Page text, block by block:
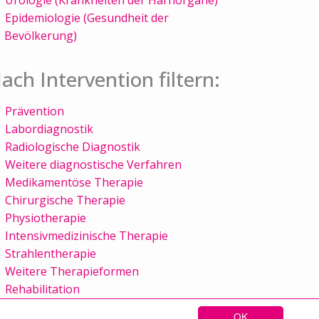
OK
Epidemiologie (Gesundheit der
Bevölkerung)
Intervention filtern:
Prävention
Labordiagnostik
Radiologische Diagnostik
Weitere diagnostische Verfahren
Medikamentöse Therapie
Chirurgische Therapie
Physiotherapie
Intensivmedizinische Therapie
Strahlentherapie
Weitere Therapieformen
Rehabilitation